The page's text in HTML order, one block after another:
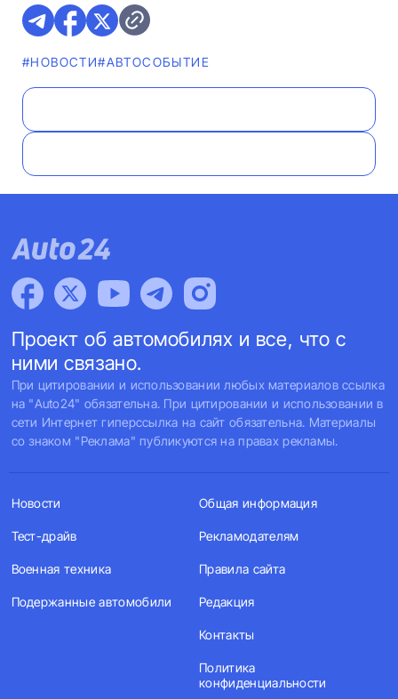
#НОВОСТИ#АВТОСОБЫТИЕ
Проект об автомобилях и все, что с
ними связано.
При цитировании и использовании любых материалов ссылка
на "Auto24" обязательна. При цитировании и использовании в
сети Интернет гиперссылка на сайт обязательна. Материалы
со знаком "Реклама" публикуются на правах рекламы.
Новости
Тест-драйв
Военная техника
Подержанные автомобили
Общая информация
Рекламодателям
Правила сайта
Редакция
Контакты
Политика
конфиденциальности